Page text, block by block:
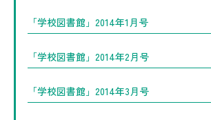
「学校図書館」2014年1月号
「学校図書館」2014年2月号
「学校図書館」2014年3月号